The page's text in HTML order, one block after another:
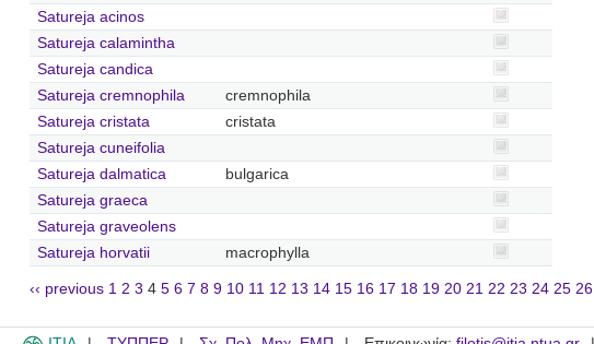
Satureja acinos
Satureja calamintha
Satureja candica
Satureja cremnophila
cremnophila
Satureja cristata
cristata
Satureja cuneifolia
Satureja dalmatica
bulgarica
Satureja graeca
Satureja graveolens
Satureja horvatii
macrophylla
‹‹ previous 1 2 3 4 5 6 7 8 9 10 11 12 13 14 15 16 17 18 19 20 21 22 23 24 25 26